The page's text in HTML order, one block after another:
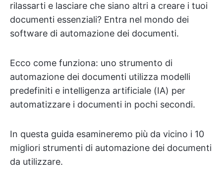
rilassarti e lasciare che siano altri a creare i tuoi
documenti essenziali? Entra nel mondo dei
software di automazione dei documenti.
Ecco come funziona: uno strumento di
automazione dei documenti utilizza modelli
predefiniti e intelligenza artificiale (IA) per
automatizzare i documenti in pochi secondi.
In questa guida esamineremo più da vicino i 10
migliori strumenti di automazione dei documenti
da utilizzare.